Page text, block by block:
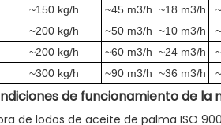
~150 kg/h ~45 m3/h ~18 m3/h
~200 kg/h ~50 m3/h ~10 m3/h
~200 kg/h ~60 m3/h ~24 m3/h
~300 kg/h ~90 m3/h ~36 m3/h
de funcionamiento de la